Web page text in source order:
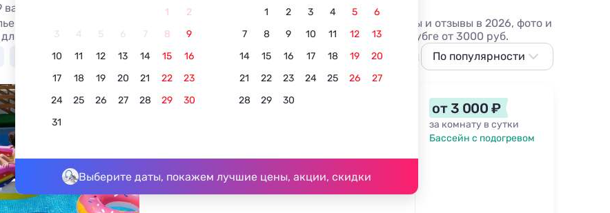
1
2
3
4 5 6 7 8
9
10
11 12 13 14 15
16
17
18 19 20 21 22
23
24
25 26 27 28 29
30
31
1 2 3 4 5
6
7
8 9 10 11 12
13
14
15 16 17 18 19
20
21
22 23 24 25 26
27
28
29 30
Выберите даты, покажем лучшие цены, акции, скидки
жилья из 9
в Джубге с бассейном с подогревом: отели, гостиницы, дома. Лучшие цены и отзывы в 2026, фото и
бронирования без посредников - жилье с бассейном с подогревом в Джубге от 3000 руб.
У моря недорого С бассейном Недорого С питанием В центре С детьми
По популярности
Сначала дешевле
Сначала дороже
Ближе к морю
«Жемчужина у Моря»
До моря - 600 м • До центра - 655 м
от 3 000 ₽
за комнату в сутки
Бассейн с подогревом